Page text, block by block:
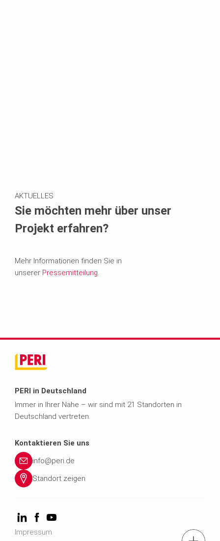
AKTUELLES
Sie möchten mehr über unser
Projekt erfahren?
Mehr Informationen finden Sie in
unserer Pressemitteilung.
PERI in Deutschland
Immer in Ihrer Nähe – wir sind mit 21 Standorten in
Deutschland vertreten.
Kontaktieren Sie uns
info@peri.de
Standort zeigen
Impressum